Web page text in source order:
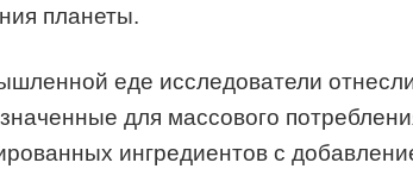
планеты.
еде исследователи
для массового
ингредиентов с